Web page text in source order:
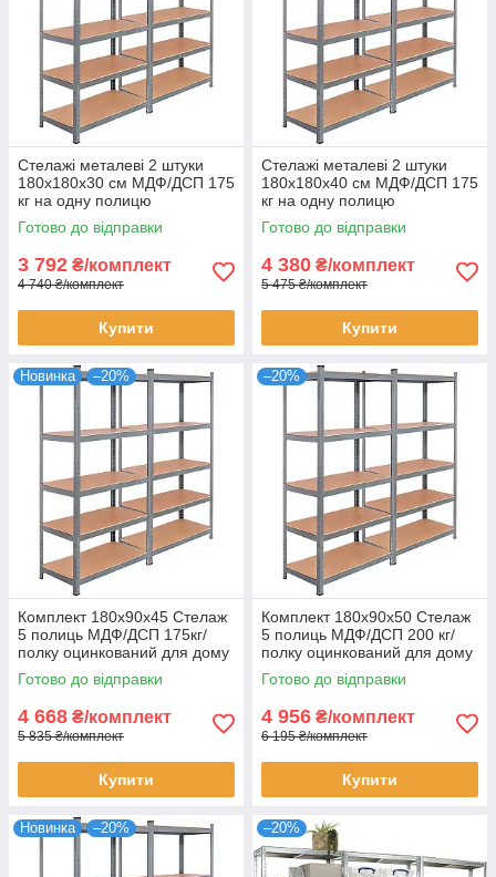
Стелажі металеві 2 штуки
180х180х30 см МДФ/ДСП 175
кг на одну полицю
оцинковані 10 полиць
комплект
Готово до відправки
3 792 ₴/комплект
4 740 ₴/комплект
Купити
Стелажі металеві 2 штуки
180х180х40 см МДФ/ДСП 175
кг на одну полицю
оцинковані 10 полиць для
зберігання
Готово до відправки
4 380 ₴/комплект
5 475 ₴/комплект
Купити
Новинка –20%
Комплект 180х90х45 Стелаж
5 полиць МДФ/ДСП 175кг/
полку оцинкований для дому
офісу склад 2 штуки
Готово до відправки
4 668 ₴/комплект
5 835 ₴/комплект
Купити
–20%
Комплект 180х90х50 Стелаж
5 полиць МДФ/ДСП 200 кг/
полку оцинкований для дому
офісу склад 2 штуки
Готово до відправки
4 956 ₴/комплект
6 195 ₴/комплект
Купити
Новинка –20% –20%